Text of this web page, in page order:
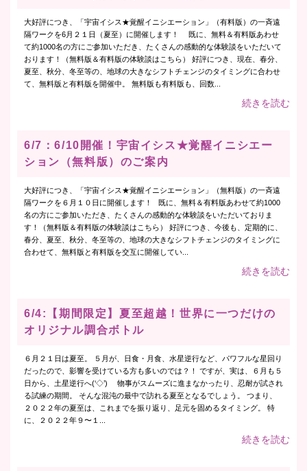
大好評につき、「宇宙イシス★覚醒イニシエーション」（有料版）の一斉遠
隔ワークを6月２１日（夏至）に開催します！ 既に、無料＆有料版あわせ
て約1000名の方にご参加いただき、たくさんの感動的な体験談をいただいて
おります！（無料版＆有料版の体験談はこちら） 好評につき、現在、春分、
夏至、秋分、冬至等の、地球の大きなシフトチェンジのタイミングに合わせ
て、無料版と有料版を開催中。 無料版も有料版も、回数...
続きを読む
6/7：6/10開催！宇宙イシス★覚醒イニシエー
ション（無料版）のご案内
大好評につき、「宇宙イシス★覚醒イニシエーション」（無料版）の一斉遠
隔ワークを６月１０日に開催します！ 既に、無料＆有料版あわせて約1000
名の方にご参加いただき、たくさんの感動的な体験談をいただいておりま
す！（無料版＆有料版の体験談はこちら） 好評につき、今後も、定期的に、
春分、夏至、秋分、冬至等の、地球の大きなシフトチェンジのタイミングに
合わせて、無料版と有料版を交互に開催してい...
続きを読む
6/4:【期間限定】夏至超越！世界に一つだけの
オリジナル調合ボトル
６月２１日は夏至。 ５月が、日食・月食、水星逆行など、パワフルな星回り
だったので、影響を受けている方も多いのでは？！ ですが、実は、６月も５
日から、土星逆行へ(‘◇’)ゞ 物事がスムーズに進まなかったり、忍耐が試され
る試練の期間。 そんな混沌の最中で訪れる夏至となるでしょう。 つまり、
２０２２年の夏至は、これまでを振り返り、足元を固めるタイミング。 特
に、２０２２年９〜１...
続きを読む